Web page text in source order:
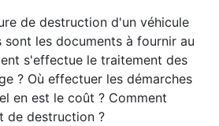
de destruction d'un véhicule
sont les documents à fournir au
s'effectue le traitement des
? Où effectuer les démarches
en est le coût ? Comment
de destruction ?